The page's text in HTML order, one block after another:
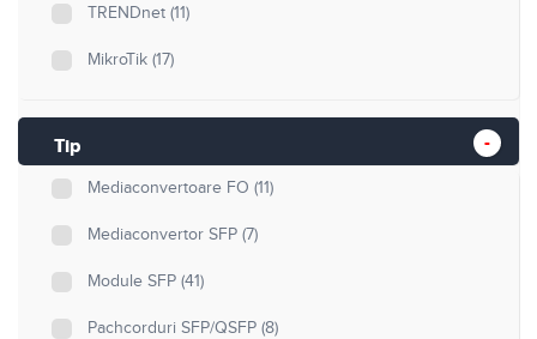
TRENDnet (11)
MikroTik (17)
Tip
Mediaconvertoare FO (11)
Mediaconvertor SFP (7)
Module SFP (41)
Pachcorduri SFP/QSFP (8)